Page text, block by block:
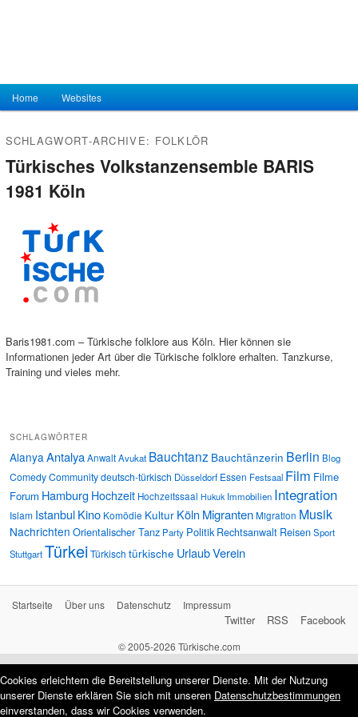
Hauptmenü
Zum Inhalt wechseln
Zum sekundären Inhalt wechseln
Home Websites
SCHLAGWORT-ARCHIVE: FOLKLÖR
Türkisches Volkstanzensemble BARIS
1981 Köln
Baris1981.com – Türkische folklore aus Köln. Hier können sie
Informationen jeder Art über die Türkische folklore erhalten. Tanzkurse,
Training und vieles mehr.
SCHLAGWÖRTER
AlanyaAntalyaAnwaltAvukat Bauchtanz Bauchtänzerin Berlin Blog
ComedyCommunitydeutsch-türkisch Düsseldorf Essen Festsaal Film Filme
Forum Hamburg Hochzeit Hochzeitssaal Hukuk Immobilien Integration
Islam IstanbulKino Komödie Kultur Köln MigrantenMigration Musik
Nachrichten Orientalischer Tanz Party Politik Rechtsanwalt ReisenSport
StuttgartTürkeiTürkisch türkische UrlaubVerein
Startseite Über uns Datenschutz Impressum
Facebook
RSS
Twitter
© 2005-2026 Türkische.com
Cookies erleichtern die Bereitstellung unserer Dienste. Mit der Nutzung
unserer Dienste erklären Sie sich mit unseren Datenschutzbestimmungen
einverstanden, dass wir Cookies verwenden.